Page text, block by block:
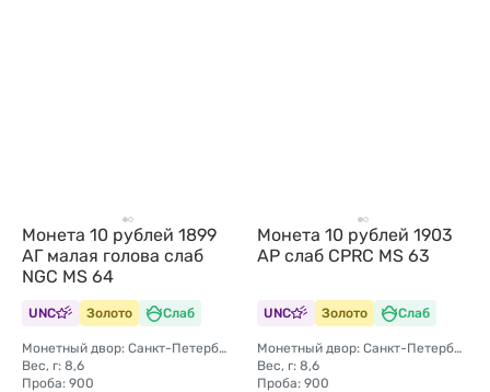
Монета 10 рублей 1899
АГ малая голова слаб
NGC MS 64
UNC Золото Слаб
Монетный двор: Санкт-Петербургский монетный двор
Вес, г: 8,6
Проба: 900
Монета 10 рублей 1903
АР слаб CPRC MS 63
UNC Золото Слаб
Монетный двор: Санкт-Петербургский монетный двор
Вес, г: 8,6
Проба: 900